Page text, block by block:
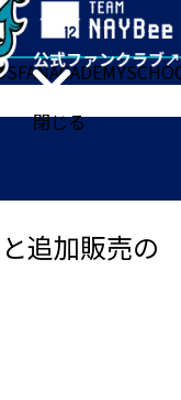
閉じる
FANACADEMY
追加販売の